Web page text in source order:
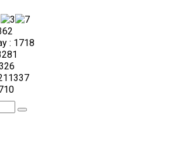
: 1718